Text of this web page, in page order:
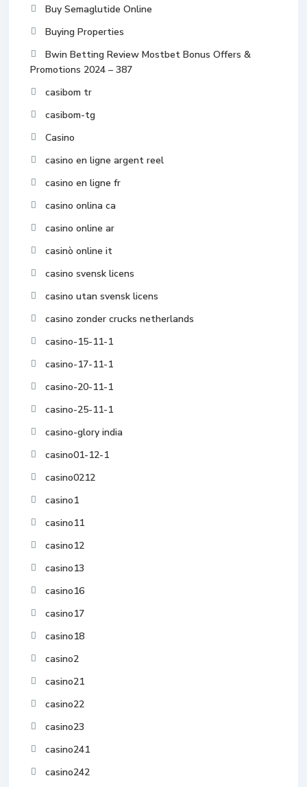
Buy Semaglutide Online
Buying Properties
Bwin Betting Review Mostbet Bonus Offers &
Promotions 2024 – 387
casibom tr
casibom-tg
Casino
casino en ligne argent reel
casino en ligne fr
casino onlina ca
casino online ar
casinò online it
casino svensk licens
casino utan svensk licens
casino zonder crucks netherlands
casino-15-11-1
casino-17-11-1
casino-20-11-1
casino-25-11-1
casino-glory india
casino01-12-1
casino0212
casino1
casino11
casino12
casino13
casino16
casino17
casino18
casino2
casino21
casino22
casino23
casino241
casino242